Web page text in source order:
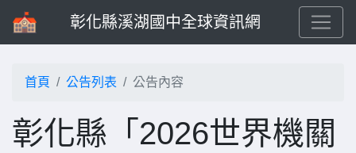
彰化縣溪湖國中全球資訊網
首頁 公告列表 公告內容
彰化縣「2026世界機關